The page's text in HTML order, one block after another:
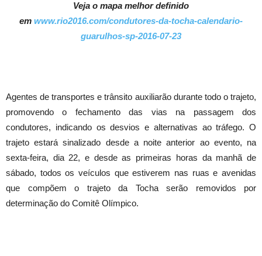
Veja o mapa melhor definido
em www.rio2016.com/condutores-da-tocha-calendario-
guarulhos-sp-2016-07-23
Agentes de transportes e trânsito auxiliarão durante todo o trajeto,
promovendo o fechamento das vias na passagem dos
condutores, indicando os desvios e alternativas ao tráfego. O
trajeto estará sinalizado desde a noite anterior ao evento, na
sexta-feira, dia 22, e desde as primeiras horas da manhã de
sábado, todos os veículos que estiverem nas ruas e avenidas
que compõem o trajeto da Tocha serão removidos por
determinação do Comitê Olímpico.